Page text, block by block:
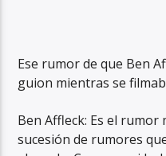
Ese rumor de que Ben
guion mientras se
Ben Affleck: Es el
sucesión de rumores